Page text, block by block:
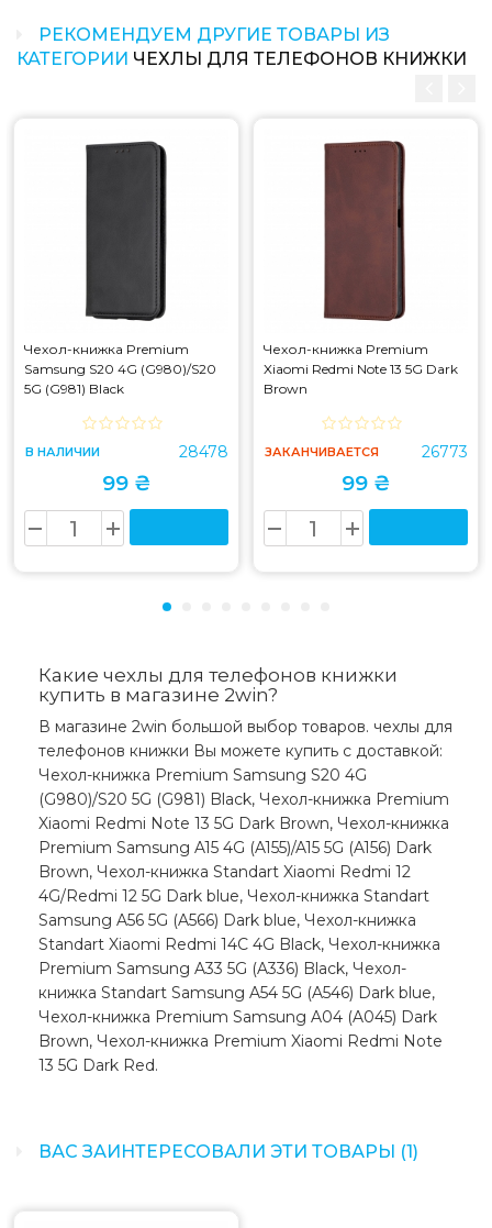
РЕКОМЕНДУЕМ ДРУГИЕ ТОВАРЫ ИЗ
КАТЕГОРИИ ЧЕХЛЫ ДЛЯ ТЕЛЕФОНОВ КНИЖКИ
Чехол-книжка Premium
Samsung S20 4G (G980)/S20
5G (G981) Black
В НАЛИЧИИ 28478
99 ₴
Чехол-книжка Premium
Xiaomi Redmi Note 13 5G Dark
Brown
ЗАКАНЧИВАЕТСЯ 26773
99 ₴
Какие чехлы для телефонов книжки
купить в магазине 2win?
В магазине 2win большой выбор товаров. чехлы для
телефонов книжки Вы можете купить с доставкой:
Чехол-книжка Premium Samsung S20 4G
(G980)/S20 5G (G981) Black, Чехол-книжка Premium
Xiaomi Redmi Note 13 5G Dark Brown, Чехол-книжка
Premium Samsung A15 4G (A155)/A15 5G (A156) Dark
Brown, Чехол-книжка Standart Xiaomi Redmi 12
4G/Redmi 12 5G Dark blue, Чехол-книжка Standart
Samsung A56 5G (A566) Dark blue, Чехол-книжка
Standart Xiaomi Redmi 14C 4G Black, Чехол-книжка
Premium Samsung A33 5G (A336) Black, Чехол-
книжка Standart Samsung A54 5G (A546) Dark blue,
Чехол-книжка Premium Samsung A04 (A045) Dark
Brown, Чехол-книжка Premium Xiaomi Redmi Note
13 5G Dark Red.
ВАС ЗАИНТЕРЕСОВАЛИ ЭТИ ТОВАРЫ (1)